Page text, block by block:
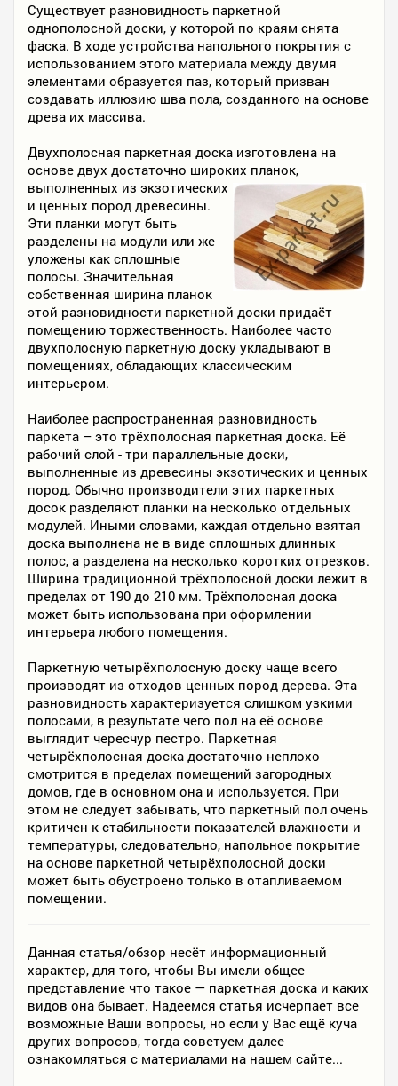
Существует разновидность паркетной
однополосной доски, у которой по краям снята
фаска. В ходе устройства напольного покрытия с
использованием этого материала между двумя
элементами образуется паз, который призван
создавать иллюзию шва пола, созданного на основе
древа их массива.
Двухполосная паркетная доска изготовлена на
основе двух достаточно широких планок,
выполненных из экзотических
и ценных пород древесины.
Эти планки могут быть
разделены на модули или же
уложены как сплошные
полосы. Значительная
собственная ширина планок
этой разновидности паркетной доски придаёт
помещению торжественность. Наиболее часто
двухполосную паркетную доску укладывают в
помещениях, обладающих классическим
интерьером.
Наиболее распространенная разновидность
паркета – это трёхполосная паркетная доска. Её
рабочий слой - три параллельные доски,
выполненные из древесины экзотических и ценных
пород. Обычно производители этих паркетных
досок разделяют планки на несколько отдельных
модулей. Иными словами, каждая отдельно взятая
доска выполнена не в виде сплошных длинных
полос, а разделена на несколько коротких отрезков.
Ширина традиционной трёхполосной доски лежит в
пределах от 190 до 210 мм. Трёхполосная доска
может быть использована при оформлении
интерьера любого помещения.
Паркетную четырёхполосную доску чаще всего
производят из отходов ценных пород дерева. Эта
разновидность характеризуется слишком узкими
полосами, в результате чего пол на её основе
выглядит чересчур пестро. Паркетная
четырёхполосная доска достаточно неплохо
смотрится в пределах помещений загородных
домов, где в основном она и используется. При
этом не следует забывать, что паркетный пол очень
критичен к стабильности показателей влажности и
температуры, следовательно, напольное покрытие
на основе паркетной четырёхполосной доски
может быть обустроено только в отапливаемом
помещении.
Данная статья/обзор несёт информационный
характер, для того, чтобы Вы имели общее
представление что такое — паркетная доска и каких
видов она бывает. Надеемся статья исчерпает все
возможные Ваши вопросы, но если у Вас ещё куча
других вопросов, тогда советуем далее
ознакомляться с материалами на нашем сайте...